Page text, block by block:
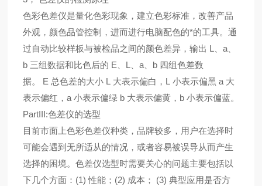
色彩色差仪是量化色彩现象，建立色彩标准，改善产品
外观，颜色品管控制，进而进行电脑配色的*的工具。通
过自动比较样板与被检品之间的颜色差异，输出 L、a、
b 三组数据和比色后的 E、L、a、b 四组色差数
据。 E 总色差的大小 L 大表示偏白，L 小表示偏黑 a 大
表示偏红，a 小表示偏绿 b 大表示偏黄，b 小表示偏蓝。
PartIII:色差仪的选型
目前市面上色彩色差仪种类，品牌较多，用户在选择时
可能会遇到无所适从的情况，或者容易被误导从而产生
选择的困境。色差仪选型时需要关心的问题主要包括以
下几个方面：(1) 性能；(2) 成本； (3) 典型应用是否方